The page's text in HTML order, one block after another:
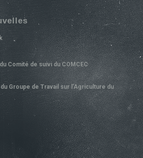
Comité de suivi du COMCEC
Groupe de Travail sur l’Agriculture du